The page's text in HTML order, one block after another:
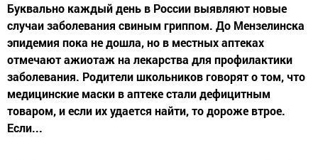
Буквально каждый день в России выявляют новые
случаи заболевания свиным гриппом. До Мензелинска
эпидемия пока не дошла, но в местных аптеках
отмечают ажиотаж на лекарства для профилактики
заболевания. Родители школьников говорят о том, что
медицинские маски в аптеке стали дефицитным
товаром, и если их удается найти, то дороже втрое.
Если...